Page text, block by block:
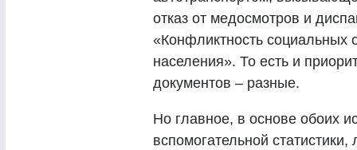
отказ от медосмотров и
«Конфликтность социальных
населения». То есть и
документов – разные.
Но главное, в основе обоих
вспомогательной